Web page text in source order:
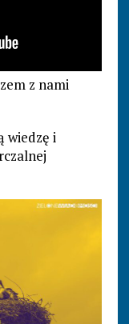
z nami
wiedzę i